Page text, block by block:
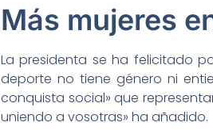
Más mujeres
La presidenta se ha felicitado
deporte no tiene género ni
conquista social» que
uniendo a vosotras» ha añadido.